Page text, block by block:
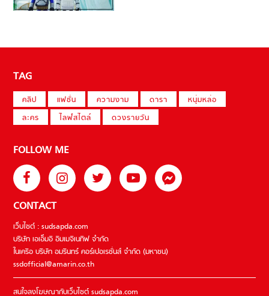
TAG
คลิป แฟชั่น ความงาม ดารา
หนุ่มหล่อ
ละคร
ไลฟ์สไตล์ ดวงรายวัน
FOLLOW ME
CONTACT
เว็บไซต์ : sudsapda.com
บริษัท เอเอ็มอี อิมเมจิเนทีฟ จำกัด
ในเครือ บริษัท อมรินทร์ คอร์เปอเรชั่นส์ จำกัด (มหาชน)
ssdofficial@amarin.co.th
สนใจลงโฆษณากับเว็บไซต์ sudsapda.com